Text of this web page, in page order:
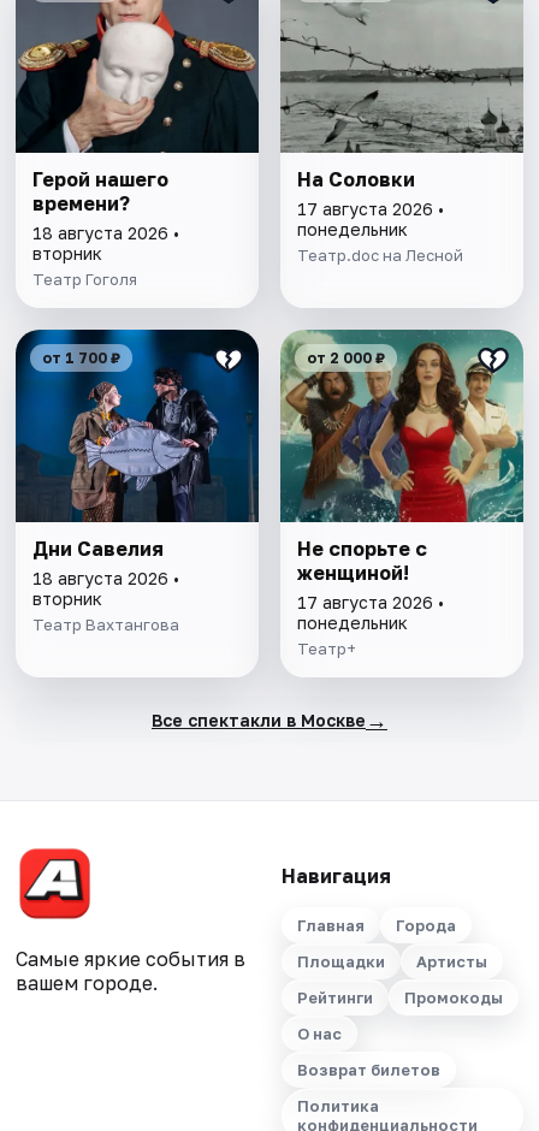
Герой нашего
времени?
18 августа 2026 •
вторник
Театр Гоголя
На Соловки
17 августа 2026 •
понедельник
Театр.doc на Лесной
от 1 700 ₽
Дни Савелия
18 августа 2026 •
вторник
Театр Вахтангова
от 2 000 ₽
Не спорьте с
женщиной!
17 августа 2026 •
понедельник
Театр+
Все спектакли в Москве →
Самые яркие события в
вашем городе.
Навигация
Главная
Города
Площадки
Артисты
Рейтинги
Промокоды
О нас
Возврат билетов
Политика
конфиденциальности